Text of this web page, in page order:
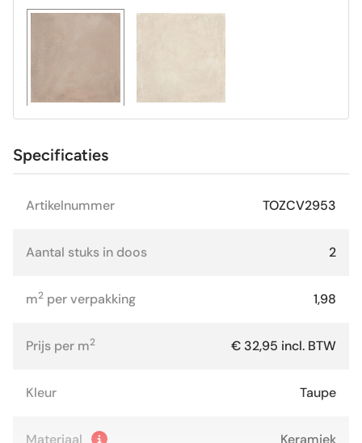
Specificaties
Artikelnummer TOZCV2953
Aantal stuks in doos 2
m2 per verpakking 1,98
Prijs per m2 € 32,95 incl. BTW
Kleur Taupe
Materiaal Keramiek